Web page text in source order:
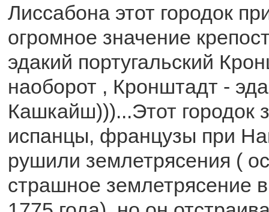
Лиссабона этот городок
огромное значение
эдакий португальский
наоборот , Кронштадт -
Кашкайш)))...Этот городок
испанцы, французы при
рушили землетрясения (
страшное землетрясение